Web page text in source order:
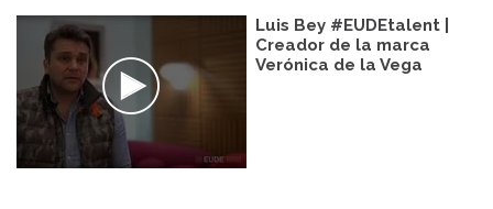
Luis Bey #EUDEtalent |
Creador de la marca
Verónica de la Vega